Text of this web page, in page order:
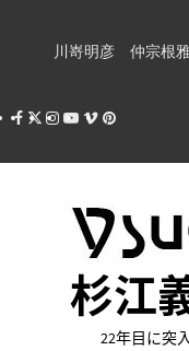
キ
川嵜明彦
仲宗根
Facebook
X Instagram
Youtube
VimeoPinterest
杉江
22年目に突